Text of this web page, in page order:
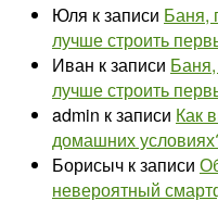
Юля к записи Баня,
лучше строить
Иван к записи Баня,
лучше строить
admin к записи Как
домашних
Борисыч к записи
невероятный